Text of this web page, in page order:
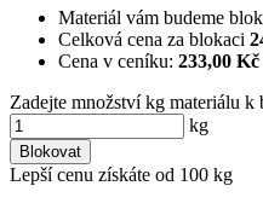
Materiál vám budeme
Celková cena za blokaci
Cena v ceníku: 233,00 Kč
Zadejte množství kg materiálu k
kg
Blokovat
Lepší cenu získáte od 100 kg